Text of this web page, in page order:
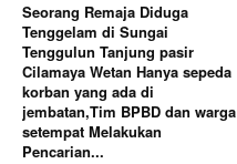
Seorang Remaja Diduga
Tenggelam di Sungai
Tenggulun Tanjung pasir
Cilamaya Wetan Hanya sepeda
korban yang ada di
jembatan,Tim BPBD dan warga
setempat Melakukan
Pencarian...